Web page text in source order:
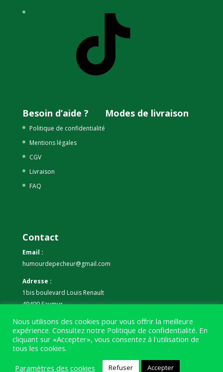
Besoin d’aide ?
Politique de confidentialité
Mentions légales
CGV
Livraison
FAQ
Modes de livraison
Contact
Email :
humourdepecheur@gmail.com
Adresse :
1bis boulevard Louis Renault
49400 Saumur
Téléphone :
07 59 61 06 63
Nous utilisons des cookies pour vous offrir la meilleure
expérience. Consultez notre Politique de confidentialité. En
cliquant sur «Accepter», vous consentez à l'utilisation de
tous les cookies.
Paramètres des cookies
Refuser Accepter